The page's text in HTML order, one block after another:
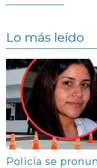
Lo más leído
Contenido multimedia
Policía se